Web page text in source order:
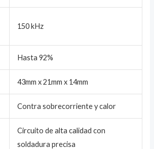
150 kHz
Hasta 92%
43mm x 21mm x 14mm
Contra sobrecorriente y calor
Circuito de alta calidad con
soldadura precisa